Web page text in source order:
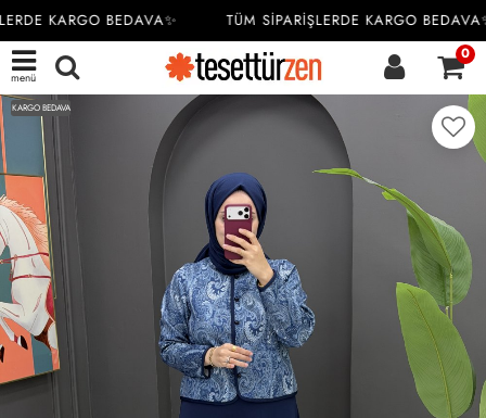
KARGO BEDAVA✨ TÜM SİPARİŞLERDE KARGO BEDAVA✨
menü
0
KARGO BEDAVA